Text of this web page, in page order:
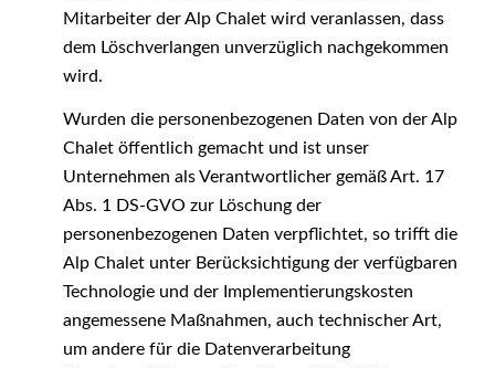
Mitarbeiter der Alp Chalet wird veranlassen, dass
dem Löschverlangen unverzüglich nachgekommen
wird.
Wurden die personenbezogenen Daten von der Alp
Chalet öffentlich gemacht und ist unser
Unternehmen als Verantwortlicher gemäß Art. 17
Abs. 1 DS-GVO zur Löschung der
personenbezogenen Daten verpflichtet, so trifft die
Alp Chalet unter Berücksichtigung der verfügbaren
Technologie und der Implementierungskosten
angemessene Maßnahmen, auch technischer Art,
um andere für die Datenverarbeitung